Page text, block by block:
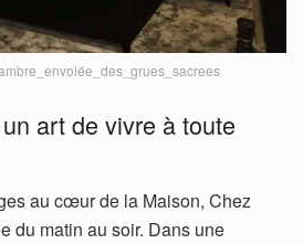
art de vivre à toute
au cœur de la Maison, Chez
du matin au soir. Dans une